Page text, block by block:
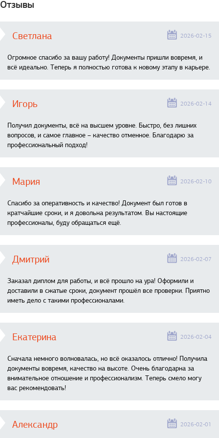
Отзывы
Светлана 2026-02-15
Огромное спасибо за вашу работу! Документы пришли вовремя, и
всё идеально. Теперь я полностью готова к новому этапу в карьере.
Игорь 2026-02-14
Получил документы, всё на высшем уровне. Быстро, без лишних
вопросов, и самое главное – качество отменное. Благодарю за
профессиональный подход!
Мария 2026-02-10
Спасибо за оперативность и качество! Документ был готов в
кратчайшие сроки, и я довольна результатом. Вы настоящие
профессионалы, буду обращаться ещё.
Дмитрий 2026-02-07
Заказал диплом для работы, и всё прошло на ура! Оформили и
доставили в сжатые сроки, документ прошёл все проверки. Приятно
иметь дело с такими профессионалами.
Екатерина 2026-02-04
Сначала немного волновалась, но всё оказалось отлично! Получила
документы вовремя, качество на высоте. Очень благодарна за
внимательное отношение и профессионализм. Теперь смело могу
вас рекомендовать!
Александр 2026-02-01